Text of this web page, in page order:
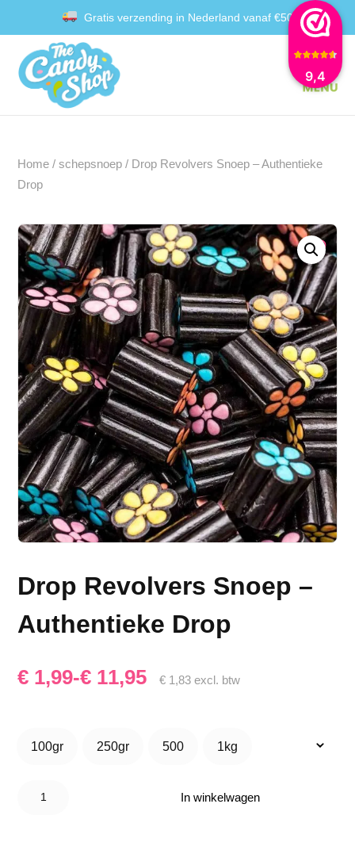
9,4
Gratis verzending in Nederland vanaf €50
Home /schepsnoep / Drop Revolvers Snoep – Authentieke
Drop
Drop Revolvers Snoep –
Authentieke Drop
€ 1,99-€ 11,95
Prijsklasse:
tot
€ 1,83 excl. btw
100gr
100gr
250gr
250gr
500 1kg
1kg
Revolvers
In winkelwagen